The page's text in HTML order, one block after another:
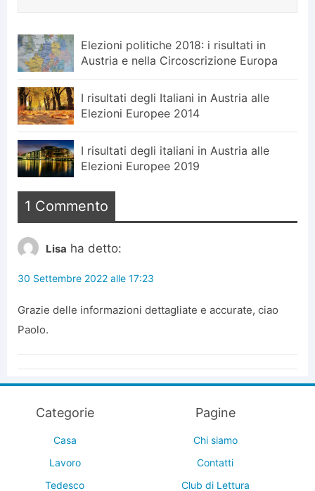
Elezioni politiche 2018: i risultati in
Austria e nella Circoscrizione Europa
I risultati degli Italiani in Austria alle
Elezioni Europee 2014
I risultati degli italiani in Austria alle
Elezioni Europee 2019
1 Commento
Lisa ha detto:
30 Settembre 2022 alle 17:23
Grazie delle informazioni dettagliate e accurate, ciao
Paolo.
Categorie
Casa
Lavoro
Tedesco
Pagine
Chi siamo
Contatti
Club di Lettura